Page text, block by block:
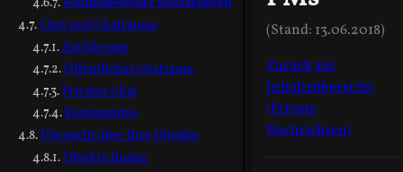
Chat und Chaträume
Einführung
Öffentlicher Chatraum
Privater Chat
Kommandos
Übersicht über Ihre Objekte
Objekte finden
(Stand: 13.06.2018)
Zurück zur
Inhaltsübersicht
(Private
Nachrichten)